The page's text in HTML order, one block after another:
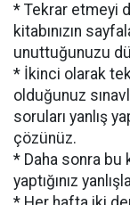
* Tekrar etmeyi
kitabınızın
unuttuğunuzu
* İkinci olarak
olduğunuz
soruları yanlış
çözünüz.
* Daha sonra
yaptığınız